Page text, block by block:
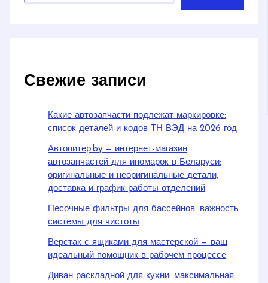
Свежие записи
Какие автозапчасти подлежат маркировке:
список деталей и кодов ТН ВЭД на 2026 год
Автопитер.by — интернет-магазин
автозапчастей для иномарок в Беларуси:
оригинальные и неоригинальные детали,
доставка и график работы отделений
Песочные фильтры для бассейнов: важность
системы для чистоты
Верстак с ящиками для мастерской — ваш
идеальный помощник в рабочем процессе
Диван раскладной для кухни: максимальная